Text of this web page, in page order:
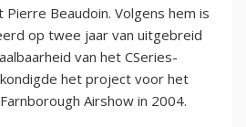
Beaudoin. Volgens hem is
op twee jaar van uitgebreid
van het CSeries-
het project voor het
Airshow in 2004.